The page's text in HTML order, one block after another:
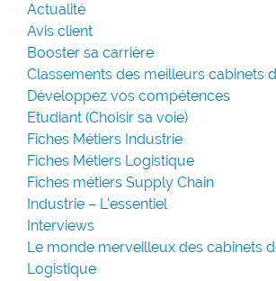
Actualité
Avis client
Booster sa carrière
Classements des meilleurs cabinets
Développez vos compétences
Etudiant (Choisir sa voie)
Fiches Métiers Industrie
Fiches Métiers Logistique
Fiches métiers Supply Chain
Industrie – L'essentiel
Interviews
Le monde merveilleux des cabinets
Logistique